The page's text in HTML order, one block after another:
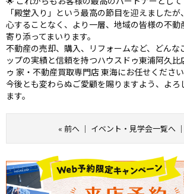
「殿堂入り」という最高の節目を迎えました
心することなく、より一層、地域の皆様の不動
寄り添ってまいります。
不動産の売却、購入、リフォームなど、どんな
ップの実績と信頼を持つハウスドゥ東浦阿久
ゥ 家・不動産買取専門店 東海にお任せください
今後とも変わらぬご愛顧を賜りますよう、よ
ます。
« 前へ ｜ イベント・見学会一覧へ ｜